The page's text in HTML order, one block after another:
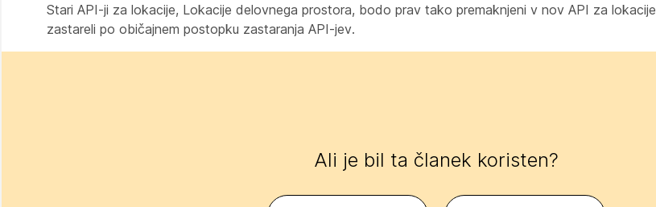
Stari API-ji za lokacije, Lokacije delovnega prostora, bodo prav tako premaknjeni v nov API za
zastareli po običajnem postopku zastaranja API-jev.
Ali je bil ta članek koristen?